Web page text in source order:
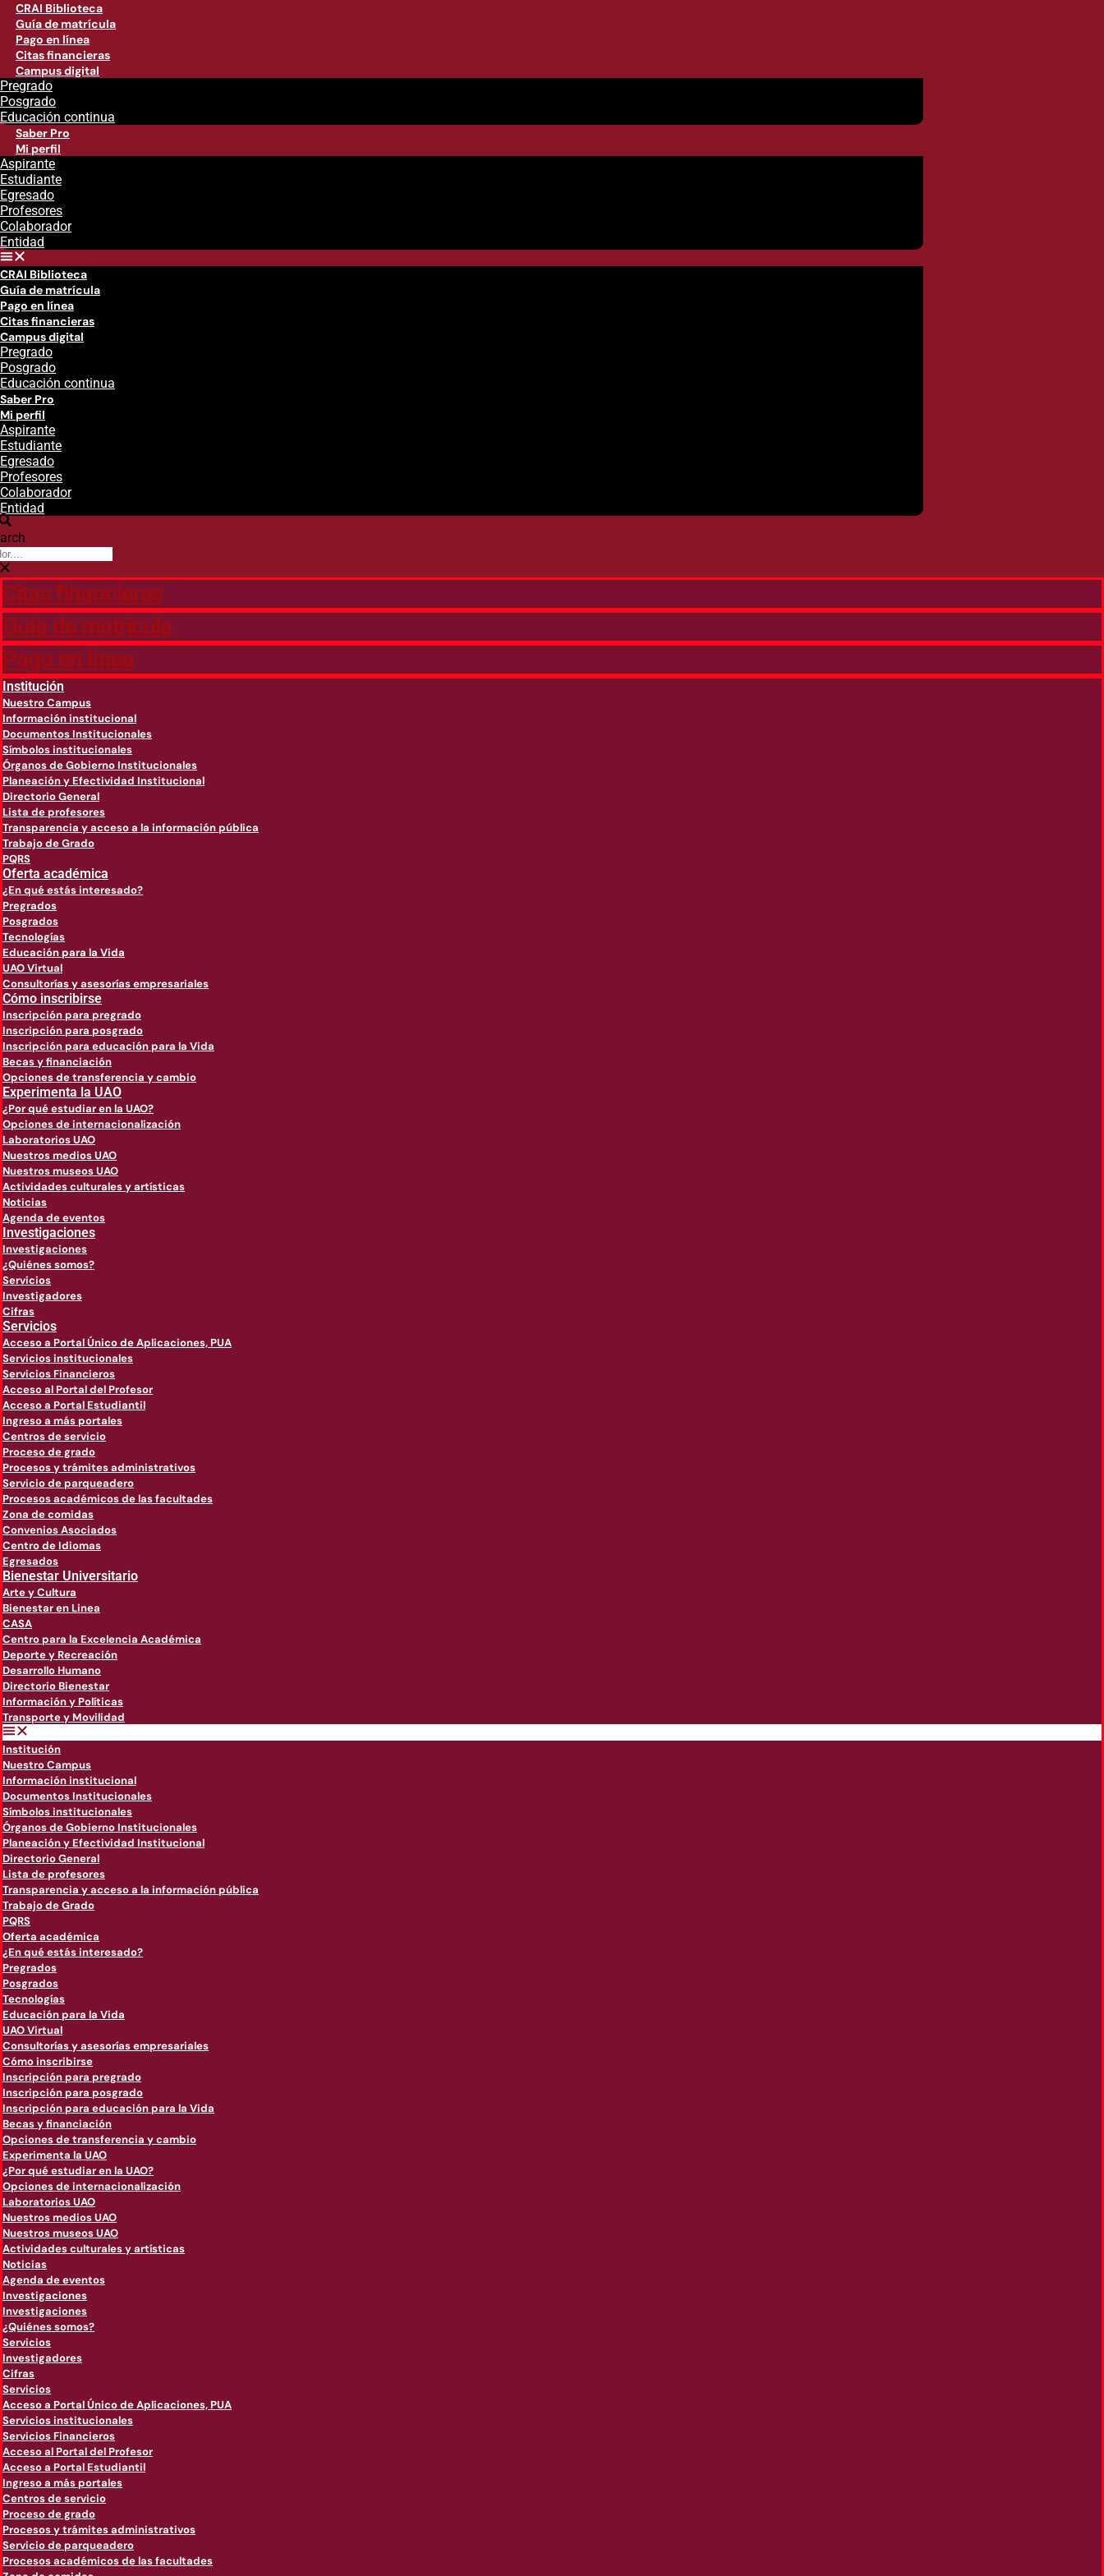
CRAI Biblioteca
Guía de matrícula
Pago en línea
Citas financieras
Campus digital
Pregrado
Posgrado
Educación continua
Saber Pro
Mi perfil
Aspirante
Estudiante
Egresado
Profesores
Colaborador
Entidad
CRAI Biblioteca
Guía de matrícula
Pago en línea
Citas financieras
Campus digital
Pregrado
Posgrado
Educación continua
Saber Pro
Mi perfil
Aspirante
Estudiante
Egresado
Profesores
Colaborador
Entidad
Citas financieras
Guía de matricula
Pago en línea
Institución
Nuestro Campus
Información institucional
Documentos Institucionales
Símbolos institucionales
Órganos de Gobierno Institucionales
Planeación y Efectividad Institucional
Directorio General
Lista de profesores
Transparencia y acceso a la información pública
Trabajo de Grado
PQRS
Oferta académica
¿En qué estás interesado?
Pregrados
Posgrados
Tecnologías
Educación para la Vida
UAO Virtual
Consultorías y asesorías empresariales
Cómo inscribirse
Inscripción para pregrado
Inscripción para posgrado
Inscripción para educación para la Vida
Becas y financiación
Opciones de transferencia y cambio
Experimenta la UAO
¿Por qué estudiar en la UAO?
Opciones de internacionalización
Laboratorios UAO
Nuestros medios UAO
Nuestros museos UAO
Actividades culturales y artísticas
Noticias
Agenda de eventos
Investigaciones
Investigaciones
¿Quiénes somos?
Servicios
Investigadores
Cifras
Servicios
Acceso a Portal Único de Aplicaciones, PUA
Servicios institucionales
Servicios Financieros
Acceso al Portal del Profesor
Acceso a Portal Estudiantil
Ingreso a más portales
Centros de servicio
Proceso de grado
Procesos y trámites administrativos
Servicio de parqueadero
Procesos académicos de las facultades
Zona de comidas
Convenios Asociados
Centro de Idiomas
Egresados
Bienestar Universitario
Arte y Cultura
Bienestar en Linea
CASA
Centro para la Excelencia Académica
Deporte y Recreación
Desarrollo Humano
Directorio Bienestar
Información y Políticas
Transporte y Movilidad
Institución
Nuestro Campus
Información institucional
Documentos Institucionales
Símbolos institucionales
Órganos de Gobierno Institucionales
Planeación y Efectividad Institucional
Directorio General
Lista de profesores
Transparencia y acceso a la información pública
Trabajo de Grado
PQRS
Oferta académica
¿En qué estás interesado?
Pregrados
Posgrados
Tecnologías
Educación para la Vida
UAO Virtual
Consultorías y asesorías empresariales
Cómo inscribirse
Inscripción para pregrado
Inscripción para posgrado
Inscripción para educación para la Vida
Becas y financiación
Opciones de transferencia y cambio
Experimenta la UAO
¿Por qué estudiar en la UAO?
Opciones de internacionalización
Laboratorios UAO
Nuestros medios UAO
Nuestros museos UAO
Actividades culturales y artísticas
Noticias
Agenda de eventos
Investigaciones
Investigaciones
¿Quiénes somos?
Servicios
Investigadores
Cifras
Servicios
Acceso a Portal Único de Aplicaciones, PUA
Servicios institucionales
Servicios Financieros
Acceso al Portal del Profesor
Acceso a Portal Estudiantil
Ingreso a más portales
Centros de servicio
Proceso de grado
Procesos y trámites administrativos
Servicio de parqueadero
Procesos académicos de las facultades